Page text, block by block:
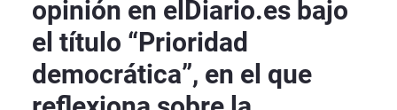
opinión en elDiario.es bajo
el título “Prioridad
democrática”, en el que